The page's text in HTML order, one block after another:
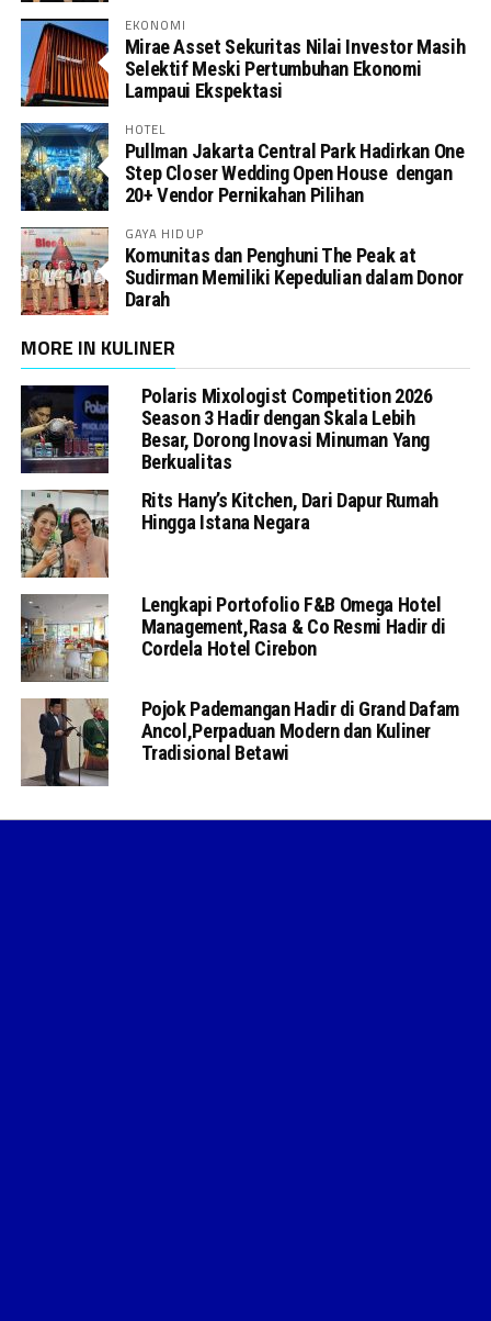
EKONOMI
Mirae Asset Sekuritas Nilai Investor Masih
Selektif Meski Pertumbuhan Ekonomi
Lampaui Ekspektasi
HOTEL
Pullman Jakarta Central Park Hadirkan One
Step Closer Wedding Open House dengan
20+ Vendor Pernikahan Pilihan
GAYA HIDUP
Komunitas dan Penghuni The Peak at
Sudirman Memiliki Kepedulian dalam Donor
Darah
MORE IN KULINER
Polaris Mixologist Competition 2026
Season 3 Hadir dengan Skala Lebih
Besar, Dorong Inovasi Minuman Yang
Berkualitas
Rits Hany’s Kitchen, Dari Dapur Rumah
Hingga Istana Negara
Lengkapi Portofolio F&B Omega Hotel
Management,Rasa & Co Resmi Hadir di
Cordela Hotel Cirebon
Pojok Pademangan Hadir di Grand Dafam
Ancol,Perpaduan Modern dan Kuliner
Tradisional Betawi